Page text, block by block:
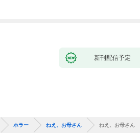
新刊配信予定
ホラー ねえ、お母さん ねえ、お母さん